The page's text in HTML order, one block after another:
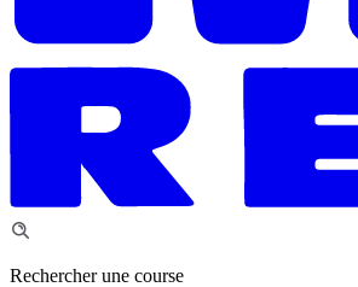
Rechercher une course